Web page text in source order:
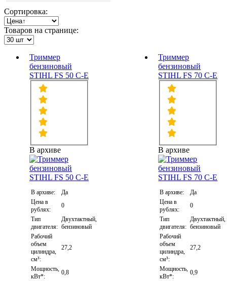
Сортировка:
Товаров на странице:
Триммер
бензиновый
STIHL FS 50 C-E
В архиве
В архиве:
Да
Цена в
рублях:
0
Тип
двигателя:
Двухтактный,
бензиновый
Рабочий
объем
цилиндра,
см³:
27,2
Мощность,
кВт*:
0,8
Триммер
бензиновый
STIHL FS 70 C-E
В архиве
В архиве:
Да
Цена в
рублях:
0
Тип
двигателя:
Двухтактный,
бензиновый
Рабочий
объем
цилиндра,
см³:
27,2
Мощность,
кВт*:
0,9